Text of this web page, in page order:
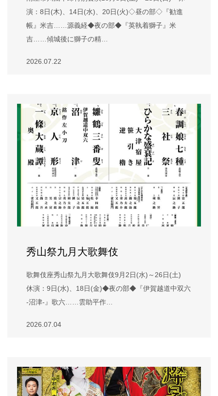
演：8日(木)、14日(水)、20日(火)◇昼の部◇『勧進
帳』米吉……源義経◆夜の部◆『英執着獅子』米
吉……傾城後に獅子の精…
2026.07.22
秀山祭九月大歌舞伎
歌舞伎座秀山祭九月大歌舞伎9月2日(水)～26日(土)
休演：9日(水)、18日(金)◆夜の部◆『伊賀越道中双六
-沼津-』歌六……雲助平作…
2026.07.04